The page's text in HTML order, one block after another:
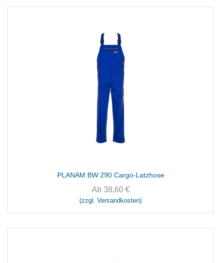
PLANAM BW 290 Cargo-Latzhose
Ab 38,60€
(zzgl. Versandkosten)